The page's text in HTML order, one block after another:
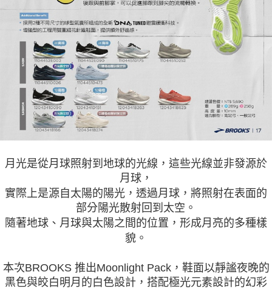
月光是從月球照射到地球的光線，這些光線並非發源於
月球，
實際上是源自太陽的陽光，透過月球，將照射在表面的
部分陽光散射回到太空。
隨著地球、月球與太陽之間的位置，形成月亮的多種樣
貌。
本次BROOKS 推出Moonlight Pack，鞋面以靜謐夜晚的
黑色與皎白明月的白色設計，搭配極光元素設計的幻彩